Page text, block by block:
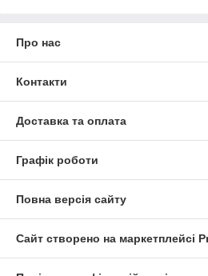
Про нас
Контакти
Доставка та оплата
Графік роботи
Повна версія сайту
Сайт створено на маркетплейсі